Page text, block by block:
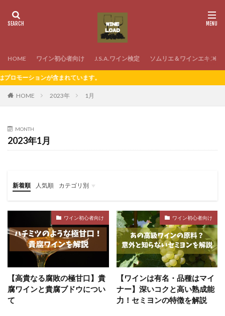
HOME ワイン初心者向け J.S.A.ワイン検定 ソムリエ＆ワインエキスパ
まれています。
HOME 2023年 1月
MONTH
2023年1月
新着順 人気順
カテゴリ別
ワイン初心者向け
【高貴なる腐敗の極甘口】貴
腐ワインと貴腐ブドウについ
て
ワイン初心者向け
【ワインは有名・品種はマイ
ナー】深いコクと高い熟成能
力！セミヨンの特徴を解説